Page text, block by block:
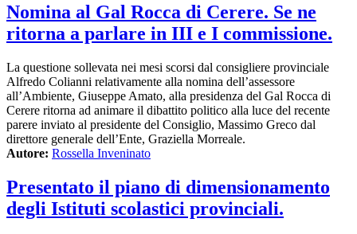
Nomina al Gal Rocca di Cerere. Se ne
ritorna a parlare in III e I commissione.
La questione sollevata nei mesi scorsi dal consigliere provinciale
Alfredo Colianni relativamente alla nomina dell’assessore
all’Ambiente, Giuseppe Amato, alla presidenza del Gal Rocca di
Cerere ritorna ad animare il dibattito politico alla luce del recente
parere inviato al presidente del Consiglio, Massimo Greco dal
direttore generale dell’Ente, Graziella Morreale.
Autore: Rossella Inveninato
Presentato il piano di dimensionamento
degli Istituti scolastici provinciali.